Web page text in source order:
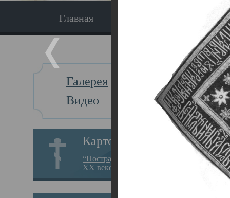
Главная
Галерея
Видео
Картотека
“Пострадавшие за веру в
XX веке на Севере”
Главная